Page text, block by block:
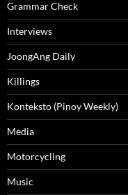
Grammar Check
Interviews
JoongAng Daily
Killings
Konteksto (Pinoy Weekly)
Media
Motorcycling
Music